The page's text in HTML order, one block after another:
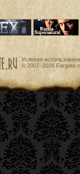
Условия
© 2007−2026